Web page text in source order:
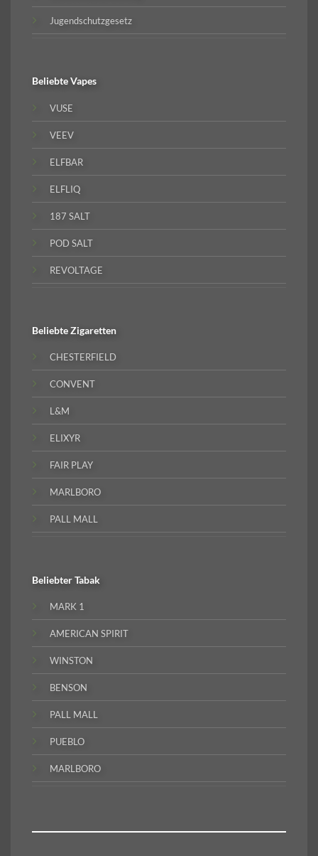
Jugendschutzgesetz
BeliebteVapes
VUSE
VEEV
ELFBAR
ELFLIQ
187 SALT
POD SALT
REVOLTAGE
BeliebteZigaretten
CHESTERFIELD
CONVENT
L&M
ELIXYR
FAIR PLAY
MARLBORO
PALL MALL
BeliebterTabak
MARK 1
AMERICAN SPIRIT
WINSTON
BENSON
PALL MALL
PUEBLO
MARLBORO